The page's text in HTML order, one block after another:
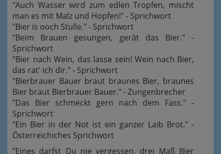
"Auch Wasser wird zum edlen Tropfen, mischt
man es mit Malz und Hopfen!" - Sprichwort
"Bier is ooch Stulle." - Sprichwort
"Beim Brauen gesungen, gerät das Bier." -
Sprichwort
"Bier nach Wein, das lasse sein! Wein nach Bier,
das rat' ich dir." - Sprichwort
"Bierbrauer Bauer braut braunes Bier, braunes
Bier braut Bierbrauer Bauer." - Zungenbrecher
"Das Bier schmeckt gern nach dem Fass." -
Sprichwort
"Ein Bier in der Not ist ein ganzer Laib Brot." -
Österreichiches Sprichwort
"Eines darfst Du nie vergessen, drei Maß Bier